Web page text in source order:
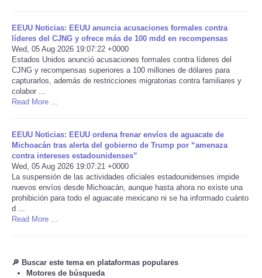
EEUU
Especiales
Negocios
Salud
Tecnologia
EEUU Noticias: EEUU anuncia acusaciones formales contra
líderes del CJNG y ofrece más de 100 mdd en recompensas
Wed, 05 Aug 2026 19:07:22 +0000
Estados Unidos anunció acusaciones formales contra líderes del
CJNG y recompensas superiores a 100 millones de dólares para
capturarlos, además de restricciones migratorias contra familiares y
colabor ...
Read More ...
EEUU Noticias: EEUU ordena frenar envíos de aguacate de
Michoacán tras alerta del gobierno de Trump por “amenaza
contra intereses estadounidenses”
Wed, 05 Aug 2026 19:07:21 +0000
La suspensión de las actividades oficiales estadounidenses impide
nuevos envíos desde Michoacán, aunque hasta ahora no existe una
prohibición para todo el aguacate mexicano ni se ha informado cuánto
d ...
Read More ...
🔎 Buscar este tema en plataformas populares
Motores de búsqueda